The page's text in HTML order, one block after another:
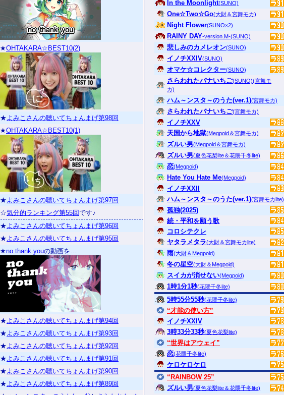
★OHTAKARA☆BEST10(2)
★よみこさんの聴いてちょんまげ第98回
★OHTAKARA☆BEST10(1)
★よみこさんの聴いてちょんまげ第97回
☆気分的ランキング第55回です♪
★よみこさんの聴いてちょんまげ第96回
★よみこさんの聴いてちょんまげ第95回
★no thank youの動画を…
★よみこさんの聴いてちょんまげ第94回
★よみこさんの聴いてちょんまげ第93回
★よみこさんの聴いてちょんまげ第92回
★よみこさんの聴いてちょんまげ第91回
★よみこさんの聴いてちょんまげ第90回
★よみこさんの聴いてちょんまげ第89回
In the Moonlight(SUNO)
One☆Two☆Go(大財＆宮舞モカ)
Night Flower(SUNO×2)
RAINY DAY-version.M-(SUNO)
悲しみのカメレオン(SUNO)
イノチXXIV(SUNO)
オマケ☆コレクター(SUNO)
さらわれたバナいちご(SUNO)(宮舞モ
カ)
ハム～ンスタ～のうた(ver.1)(宮舞モカ)
さらわれたバナいちご(宮舞モカ)
イノチXXV
天国から地獄(Megpoid＆宮舞モカ)
ズルい男(Megpoid＆宮舞モカ)
ズルい男(夏色花梨lite＆花隈千冬lite)
恋(Megpoid)
Hate You Hate Me(Megpoid)
イノチXXII
ハム～ンスタ～のうた(ver.1)(宮舞モカlite)
孤独(2025)
続・平和を願う歌
コロシテクレ
ヤタラメタラ(大財＆宮舞モカlite)
雨(大財＆Megpoid)
冬の星空(大財＆Megpoid)
スイカが消せない(Megpoid)
1時1分1秒(花隈千冬lite)
5時55分55秒(花隈千冬lite)
“才能の使い方”
イノチXXIV
3時33分33秒(夏色花梨lite)
“世界はアウェイ”
恋(花隈千冬lite)
ケロケロケロ
“RAINBOW 25”
ズルい男(夏色花梨lite＆花隈千冬lite)